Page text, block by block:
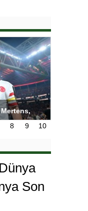
8 9 10
Dünya
Son